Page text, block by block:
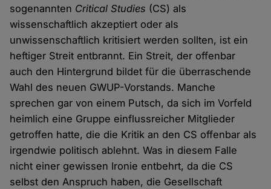
sogenannten Critical Studies (CS) als
wissenschaftlich akzeptiert oder als
unwissenschaftlich kritisiert werden sollten, ist ein
heftiger Streit entbrannt. Ein Streit, der offenbar
auch den Hintergrund bildet für die überraschende
Wahl des neuen GWUP-Vorstands. Manche
sprechen gar von einem Putsch, da sich im Vorfeld
heimlich eine Gruppe einflussreicher Mitglieder
getroffen hatte, die die Kritik an den CS offenbar als
irgendwie politisch ablehnt. Was in diesem Falle
nicht einer gewissen Ironie entbehrt, da die CS
selbst den Anspruch haben, die Gesellschaft